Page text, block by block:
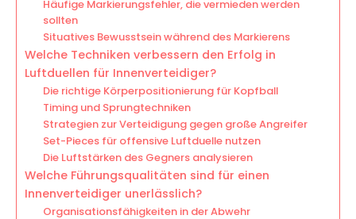
Häufige Markierungsfehler, die vermieden werden
sollten
Situatives Bewusstsein während des Markierens
Welche Techniken verbessern den Erfolg in
Luftduellen für Innenverteidiger?
Die richtige Körperpositionierung für Kopfball
Timing und Sprungtechniken
Strategien zur Verteidigung gegen große Angreifer
Set-Pieces für offensive Luftduelle nutzen
Die Luftstärken des Gegners analysieren
Welche Führungsqualitäten sind für einen
Innenverteidiger unerlässlich?
Organisationsfähigkeiten in der Abwehr